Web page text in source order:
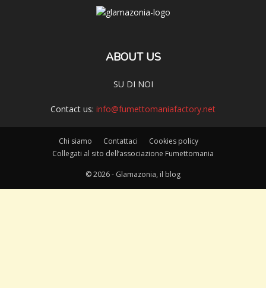
ABOUT US
SU DI NOI
Contact us: info@fumettomaniafactory.net
Chi siamo Contattaci
Cookies policy
Collegati al sito dell’associazione Fumettomania
© 2026 - Glamazonia, il blog